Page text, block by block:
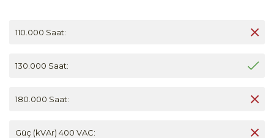
110.000 Saat:
130.000 Saat:
180.000 Saat:
Güç (kVAr) 400 VAC: